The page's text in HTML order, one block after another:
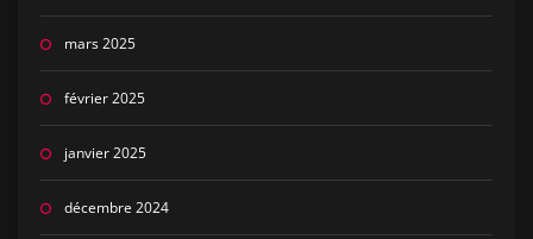
mars 2025
février 2025
janvier 2025
décembre 2024